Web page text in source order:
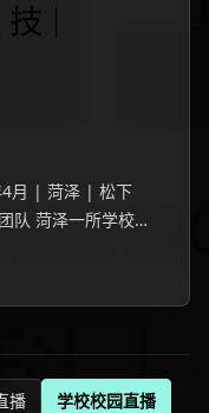
4月 | 菏泽 | 松下
队 菏泽一所学校举
与。
播
学校校园直播